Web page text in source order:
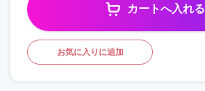
カートへ入れる
お気に入りに追加